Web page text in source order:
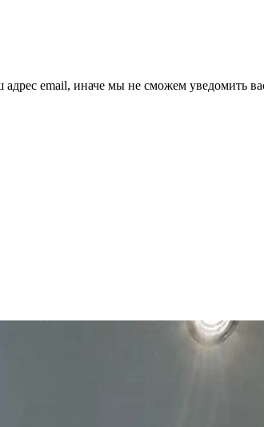
email, иначе мы не сможем уведомить